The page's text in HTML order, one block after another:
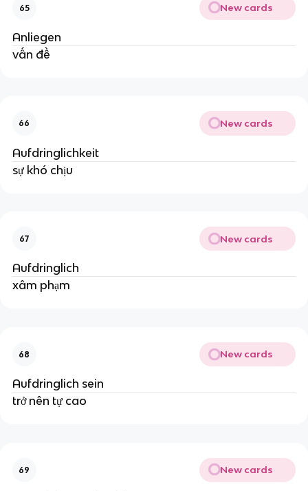
65 New cards
Anliegen
vấn đề
66 New cards
Aufdringlichkeit
sự khó chịu
67 New cards
Aufdringlich
xâm phạm
68 New cards
Aufdringlich sein
trở nên tự cao
69 New cards